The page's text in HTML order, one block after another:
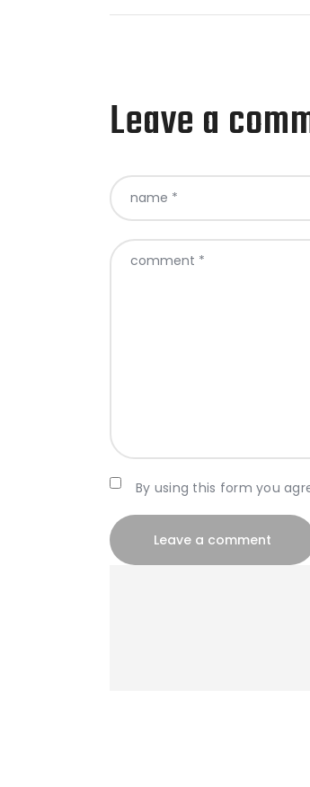
Leave a
By using this form you